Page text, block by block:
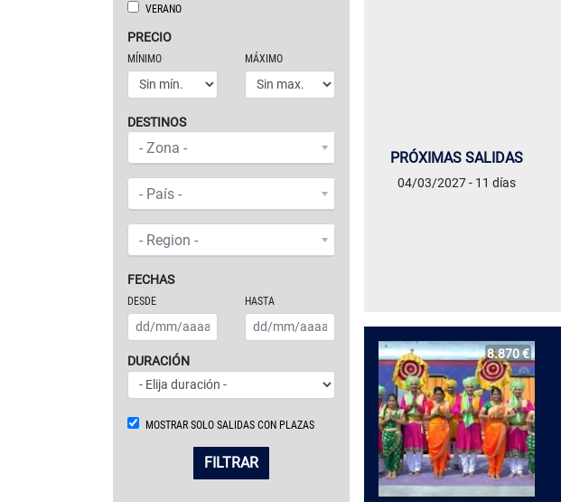
VERANO
PRECIO
MÍNIMO MÁXIMO
DESTINOS
ZONAS O CONTINENTES
- Zona -
- País -
REGIÓN
- Region -
FECHAS
DESDE HASTA
DURACIÓN
MOSTRAR SOLO SALIDAS CON PLAZAS
FILTRAR
PRÓXIMAS SALIDAS
04/03/2027 - 11 días
8.870 €